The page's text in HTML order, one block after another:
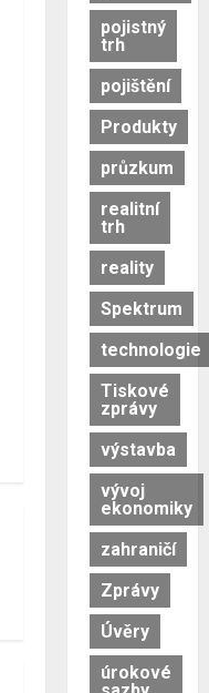
pojistný
trh
pojištění
Produkty
průzkum
realitní
trh
reality
Spektrum
technologie
Tiskové
zprávy
výstavba
vývoj
ekonomiky
zahraničí
Zprávy
Úvěry
úrokové